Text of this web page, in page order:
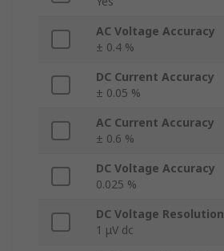
AC Voltage Accuracy
± 0.4 %
DC Current Accuracy
± 0.05 %
AC Current Accuracy
± 0.6 %
DC Voltage Accuracy
0.025 %
DC Voltage Resolution
1 μV dc